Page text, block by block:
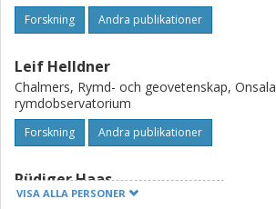
Forskning Andra publikationer
Leif Helldner
Chalmers, Rymd- och geovetenskap, Onsala
rymdobservatorium
Forskning Andra publikationer
Rüdiger Haas
Chalmers, Rymd- och geovetenskap, Onsala
VISA ALLA PERSONER